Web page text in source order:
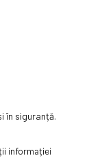
în siguranță.
informației